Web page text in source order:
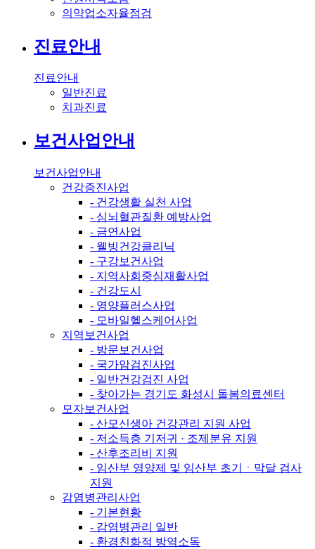
의약업소자율점검
진료안내
진료안내
일반진료
치과진료
보건사업안내
보건사업안내
건강증진사업
- 건강생활 실천 사업
- 심뇌혈관질환 예방사업
- 금연사업
- 웰빙건강클리닉
- 구강보건사업
- 지역사회중심재활사업
- 건강도시
- 영양플러스사업
- 모바일헬스케어사업
지역보건사업
- 방문보건사업
- 국가암검진사업
- 일반건강검진 사업
- 찾아가는 경기도 화성시 돌봄의료센터
모자보건사업
- 산모신생아 건강관리 지원 사업
- 저소득층 기저귀 · 조제분유 지원
- 산후조리비 지원
- 임산부 영양제 및 임산부 초기ㆍ막달 검사
지원
감염병관리사업
- 기본현황
- 감염병관리 일반
- 환경친화적 방역소독